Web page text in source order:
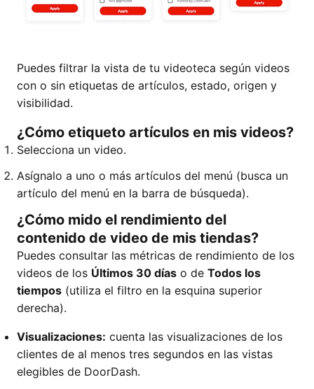
Puedes filtrar la vista de tu videoteca según videos
con o sin etiquetas de artículos, estado, origen y
visibilidad.
¿Cómo etiqueto artículos en mis videos?
Selecciona un video.
Asígnalo a uno o más artículos del menú (busca un
artículo del menú en la barra de búsqueda).
¿Cómo mido el rendimiento del
contenido de video de mis tiendas?
Puedes consultar las métricas de rendimiento de los
videos de los Últimos 30 días o de Todos los
tiempos (utiliza el filtro en la esquina superior
derecha).
Visualizaciones: cuenta las visualizaciones de los
clientes de al menos tres segundos en las vistas
elegibles de DoorDash.